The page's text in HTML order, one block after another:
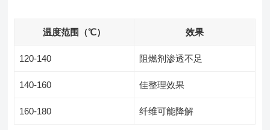
温度范围（℃） 效果
120-140 阻燃剂渗透不足
140-160 佳整理效果
160-180 纤维可能降解